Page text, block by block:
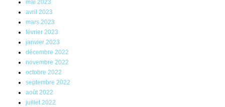
mai 2023
avril 2023
mars 2023
février 2023
janvier 2023
décembre 2022
novembre 2022
octobre 2022
septembre 2022
août 2022
juillet 2022